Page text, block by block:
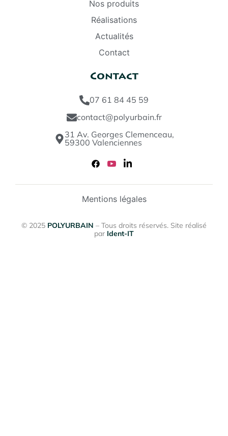
Nos produits
Réalisations
Actualités
Contact
Contact
07 61 84 45 59
contact@polyurbain.fr
31 Av. Georges Clemenceau,
59300 Valenciennes
© 2025 POLYURBAIN – Tous droits réservés. Site réalisé
par Ident-IT
Mentions légales